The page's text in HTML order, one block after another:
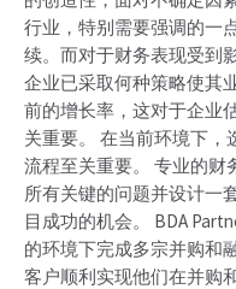
行业，特别需要强调的一
续。而对于财务表现受到
企业已采取何种策略使其
前的增长率，这对于企业
关重要。 在当前环境下，
流程至关重要。 专业的财
所有关键的问题并设计一
目成功的机会。 BDA
的环境下完成多宗并购和
客户顺利实现他们在并购